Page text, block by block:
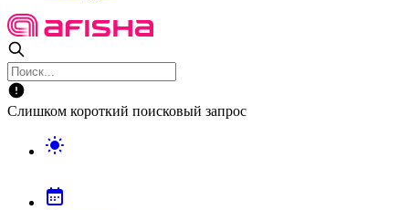
Слишком короткий поисковый запрос